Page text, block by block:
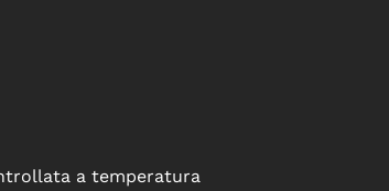
a temperatura